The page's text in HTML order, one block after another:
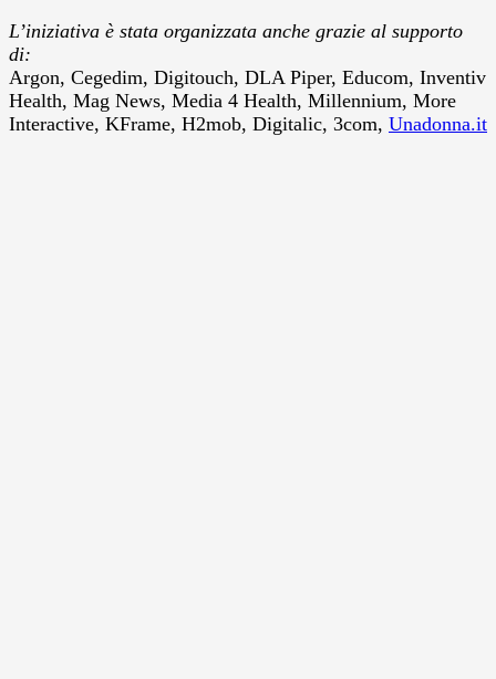
L’iniziativa è stata organizzata anche grazie al supporto
di:
Argon, Cegedim, Digitouch, DLA Piper, Educom, Inventiv
Health, Mag News, Media 4 Health, Millennium, More
Interactive, KFrame, H2mob, Digitalic, 3com, Unadonna.it